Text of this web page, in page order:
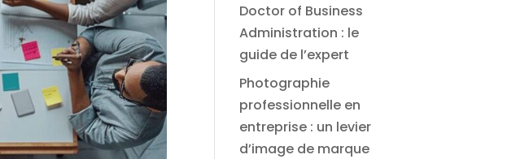
Doctor of Business
Administration : le
guide de l’expert
Photographie
professionnelle en
entreprise : un levier
d’image de marque